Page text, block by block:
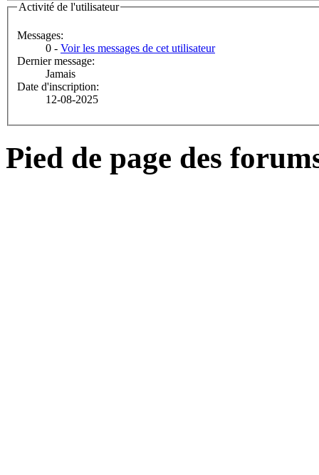
Activité de l'utilisateur
Messages:
0 - Voir les messages de cet utilisateur
Dernier message:
Jamais
Date d'inscription:
12-08-2025
Pied de page des